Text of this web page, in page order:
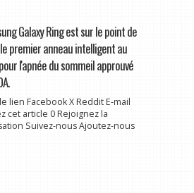
Galaxy Ring est sur le point de
premier anneau intelligent au
l'apnée du sommeil approuvé
lien Facebook X Reddit E-mail
cet article 0 Rejoignez la
Suivez-nous Ajoutez-nous